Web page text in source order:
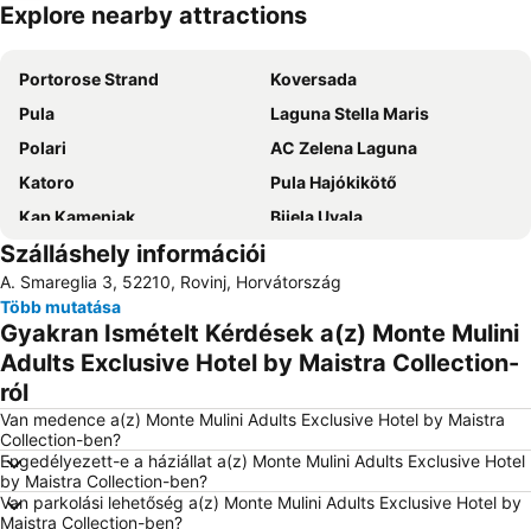
Nagy méretű térkép
Explore nearby attractions
Portorose Strand
Koversada
Pula
Laguna Stella Maris
Polari
AC Zelena Laguna
Katoro
Pula Hajókikötő
Kap Kamenjak
Bijela Uvala
Lanterna
Istrian Riviera
Delfin
Poreč 24 hours
FKK Ulika
Ambrela
Avditorij Portorož
Villas Rubin
Sveti Andrija - Crveni otok
Histria
Borik
Nacionalni Park Brijuni
Pólai repülőtér
Maslinica
Szálláshely információi
A. Smareglia 3, 52210, Rovinj, Horvátország
Több mutatása
Gyakran Ismételt Kérdések a(z) Monte Mulini
Adults Exclusive Hotel by Maistra Collection-
ról
Van medence a(z) Monte Mulini Adults Exclusive Hotel by Maistra
Collection-ben?
Engedélyezett-e a háziállat a(z) Monte Mulini Adults Exclusive Hotel
by Maistra Collection-ben?
Van parkolási lehetőség a(z) Monte Mulini Adults Exclusive Hotel by
Maistra Collection-ben?